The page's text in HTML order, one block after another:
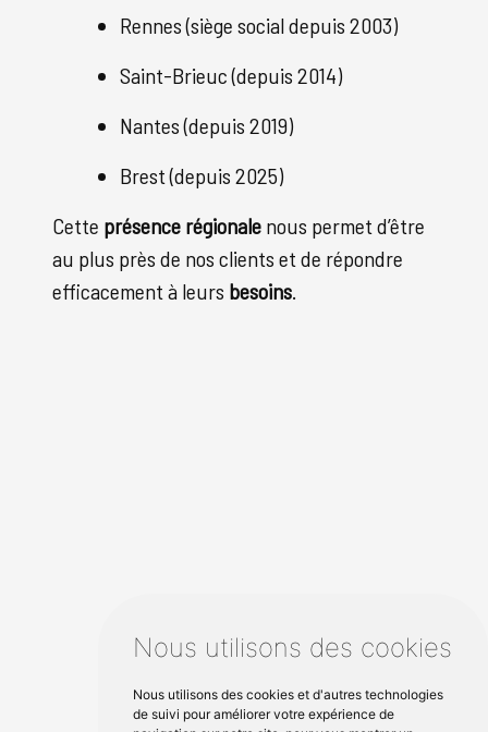
Nous utilisons des cookies
Nous utilisons des cookies et d'autres technologies
de suivi pour améliorer votre expérience de
Rennes (siège social depuis 2003)
Saint-Brieuc (depuis 2014)
Nantes (depuis 2019)
Brest (depuis 2025)
Cette présence régionale nous permet d’être
au plus près de nos clients et de répondre
efficacement à leurs besoins.